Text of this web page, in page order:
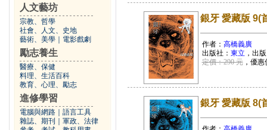
人文藝坊
宗教、哲學
社會、人文、史地
藝術、美學
電影戲劇
勵志養生
醫療、保健
料理、生活百科
教育、心理、勵志
進修學習
電腦與網路
語言工具
雜誌、期刊
軍政、法律
銀牙 愛藏版 9(
作者： 高橋義廣
出版社： 東立 ，出
定價：290 元，優惠
銀牙 愛藏版 8(